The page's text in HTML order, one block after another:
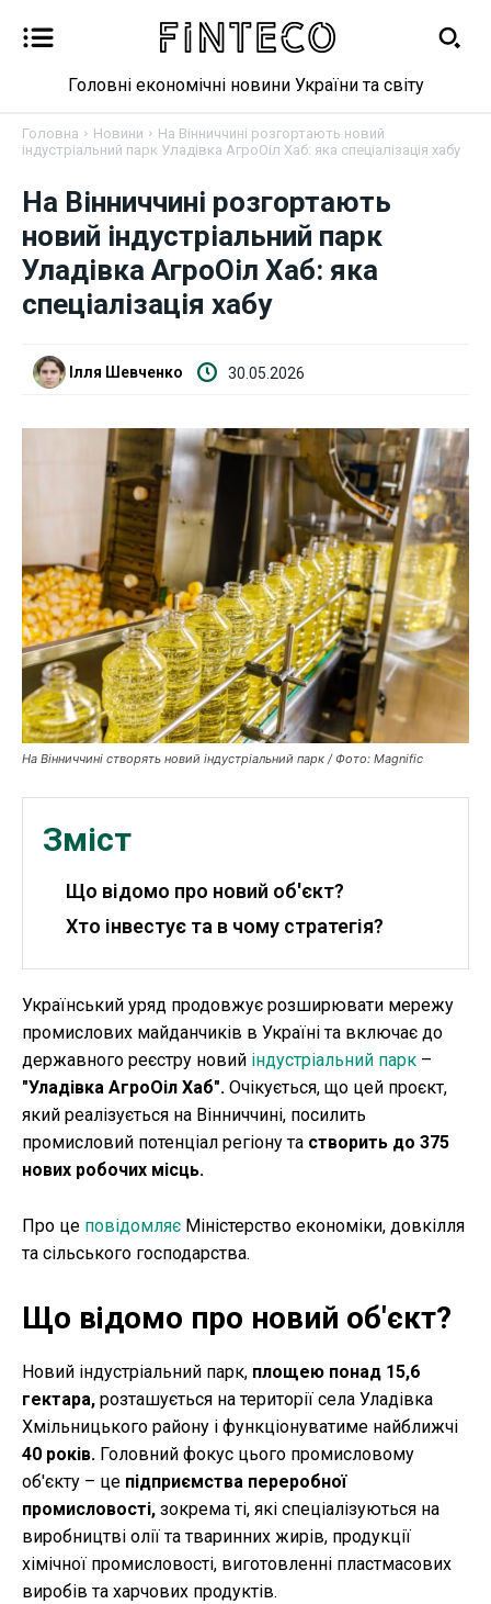
Новини
Бізнес
Фінанси
Валютний ринок
Криптовалюта
Робота і освіта
Публікації
ФОП
Курс валют
Ми в соц. мережах
Головні економічні новини України та світу
Головна Новини
На Вінниччині розгортають новий
індустріальний парк Уладівка АгроОіл Хаб: яка спеціалізація хабу
На Вінниччині розгортають
новий індустріальний парк
Уладівка АгроОіл Хаб: яка
спеціалізація хабу
Ілля Шевченко 30.05.2026
На Вінниччині створять новий індустріальний парк / Фото: Magnific
Зміст
Що відомо про новий об'єкт?
Хто інвестує та в чому стратегія?
Український уряд продовжує розширювати мережу
промислових майданчиків в Україні та включає до
державного реєстру новий індустріальний парк –
"Уладівка АгроОіл Хаб". Очікується, що цей проєкт,
який реалізується на Вінниччині, посилить
промисловий потенціал регіону та створить до 375
нових робочих місць.
Про це повідомляє Міністерство економіки, довкілля
та сільського господарства.
Що відомо про новий об'єкт?
Новий індустріальний парк, площею понад 15,6
гектара, розташується на території села Уладівка
Хмільницького району і функціонуватиме найближчі
40 років. Головний фокус цього промисловому
об'єкту – це підприємства переробної
промисловості, зокрема ті, які спеціалізуються на
виробництві олії та тваринних жирів, продукції
хімічної промисловості, виготовленні пластмасових
виробів та харчових продуктів.